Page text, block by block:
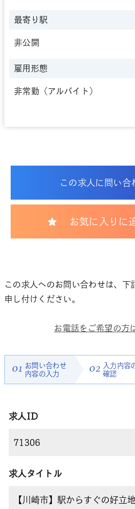
最寄り駅
非公開
雇用形態
非常勤（アルバイト）
この求人に問い合
お気に入りに
この求人へのお問い合わせは、下
申し付けください。
お電話をご希望の方
01 お問い合わせ
内容の入力
02 入力内容
確認
求人ID
求人タイトル